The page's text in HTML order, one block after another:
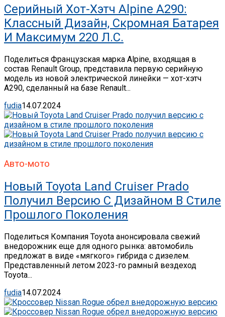
Серийный Хот-Хэтч Alpine A290:
Классный Дизайн, Скромная Батарея
И Максимум 220 Л.с.
Поделиться Французская марка Alpine, входящая в
состав Renault Group, представила первую серийную
модель из новой электрической линейки — хот-хэтч
A290, сделанный на базе Renault...
fudia14.07.2024
Авто-мото
Новый Toyota Land Cruiser Prado
Получил Версию С Дизайном В Стиле
Прошлого Поколения
Поделиться Компания Toyota анонсировала свежий
внедорожник еще для одного рынка: автомобиль
предложат в виде «мягкого» гибрида с дизелем.
Представленный летом 2023-го рамный вездеход
Toyota...
fudia14.07.2024